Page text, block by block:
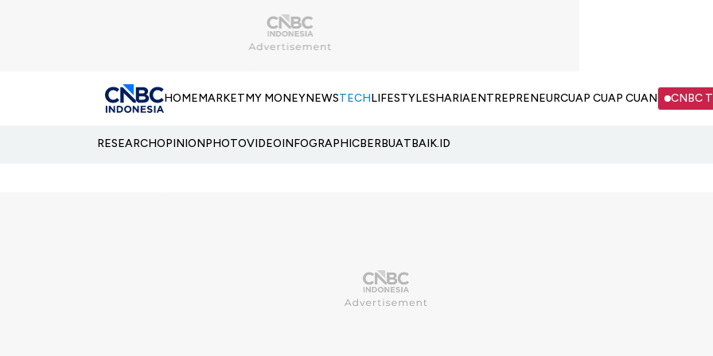
HOMEMARKETMY MONEYNEWSTECHLIFESTYLESHARIAENTREPRENEURCUAP CUAP CUAN CNBC
RESEARCHOPINIONPHOTOVIDEOINFOGRAPHICBERBUATBAIK.ID